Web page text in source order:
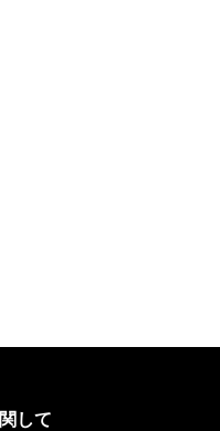
して